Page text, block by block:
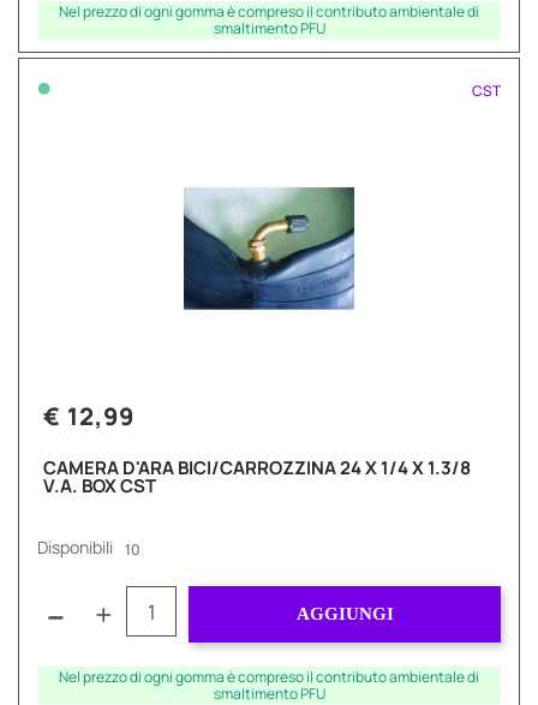
Nel prezzo di ogni gomma è compreso il contributo ambientale di
smaltimento PFU
• CST
€ 12,99
CAMERA D'ARA BICI/CARROZZINA 24 X 1/4 X 1.3/8
V.A. BOX CST
Disponibili 10
AGGIUNGI
Nel prezzo di ogni gomma è compreso il contributo ambientale di
smaltimento PFU